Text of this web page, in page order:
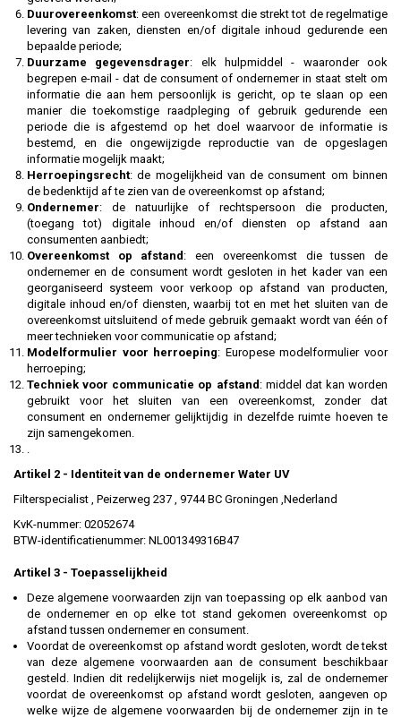
Duurovereenkomst: een overeenkomst die strekt tot de regelmatige
levering van zaken, diensten en/of digitale inhoud gedurende een
bepaalde periode;
Duurzame gegevensdrager: elk hulpmiddel - waaronder ook
begrepen e-mail - dat de consument of ondernemer in staat stelt om
informatie die aan hem persoonlijk is gericht, op te slaan op een
manier die toekomstige raadpleging of gebruik gedurende een
periode die is afgestemd op het doel waarvoor de informatie is
bestemd, en die ongewijzigde reproductie van de opgeslagen
informatie mogelijk maakt;
Herroepingsrecht: de mogelijkheid van de consument om binnen
de bedenktijd af te zien van de overeenkomst op afstand;
Ondernemer: de natuurlijke of rechtspersoon die producten,
(toegang tot) digitale inhoud en/of diensten op afstand aan
consumenten aanbiedt;
Overeenkomst op afstand: een overeenkomst die tussen de
ondernemer en de consument wordt gesloten in het kader van een
georganiseerd systeem voor verkoop op afstand van producten,
digitale inhoud en/of diensten, waarbij tot en met het sluiten van de
overeenkomst uitsluitend of mede gebruik gemaakt wordt van één of
meer technieken voor communicatie op afstand;
Modelformulier voor herroeping: Europese modelformulier voor
herroeping;
Techniek voor communicatie op afstand: middel dat kan worden
gebruikt voor het sluiten van een overeenkomst, zonder dat
consument en ondernemer gelijktijdig in dezelfde ruimte hoeven te
zijn samengekomen.
Artikel 2 - Identiteit van de ondernemer Water UV
Filterspecialist , Peizerweg 237 , 9744 BC Groningen ,Nederland
KvK-nummer: 02052674
BTW-identificatienummer: NL001349316B47
Artikel 3 - Toepasselijkheid
Deze algemene voorwaarden zijn van toepassing op elk aanbod van
de ondernemer en op elke tot stand gekomen overeenkomst op
afstand tussen ondernemer en consument.
Voordat de overeenkomst op afstand wordt gesloten, wordt de tekst
van deze algemene voorwaarden aan de consument beschikbaar
gesteld. Indien dit redelijkerwijs niet mogelijk is, zal de ondernemer
voordat de overeenkomst op afstand wordt gesloten, aangeven op
welke wijze de algemene voorwaarden bij de ondernemer zijn in te